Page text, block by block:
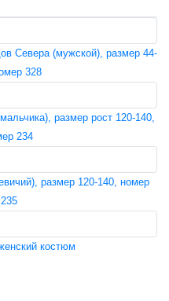
Севера (мужской), размер 44-
328
размер рост 120-140,
234
размер 120-140, номер
235
костюм